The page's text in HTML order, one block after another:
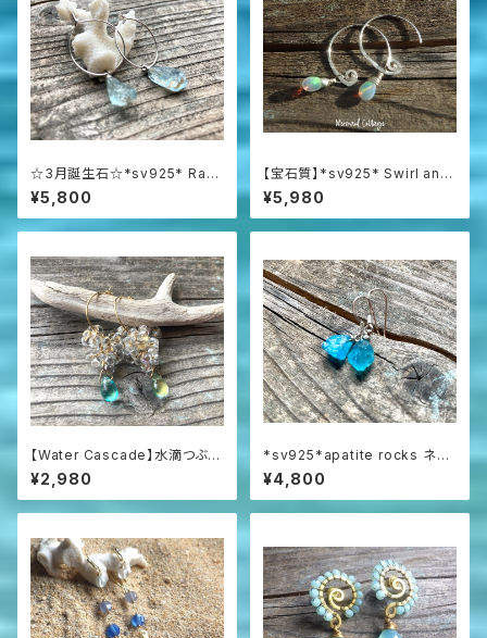
☆3月誕生石☆*sv925* Raw
Aquamarine アクアマリン原石
の一粒ピアス
¥5,800
【宝石質】*sv925* Swirl and
Opal プレシャスオパールの渦
巻きピアス☆AAAAA
¥5,980
【Water Cascade】水滴つぶつ
ぶガラスと海の雫のフープピア
ス
¥2,980
*sv925*apatite rocks ネオ
ンブルーアパタイト原石の一粒
ピアス
¥4,800